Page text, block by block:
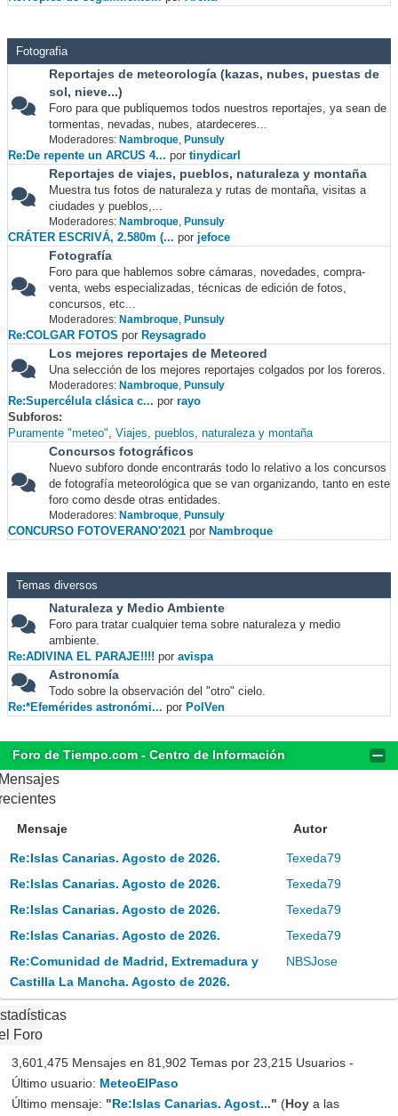
Fotografia
Reportajes de meteorología (kazas, nubes, puestas de
sol, nieve...)
Foro para que publiquemos todos nuestros reportajes, ya sean de
tormentas, nevadas, nubes, atardeceres...
Moderadores: Nambroque, Punsuly
Re:De repente un ARCUS 4... por tinydicarl
Reportajes de viajes, pueblos, naturaleza y montaña
Muestra tus fotos de naturaleza y rutas de montaña, visitas a
ciudades y pueblos,...
Moderadores: Nambroque, Punsuly
CRÁTER ESCRIVÁ, 2.580m (... por jefoce
Fotografía
Foro para que hablemos sobre cámaras, novedades, compra-
venta, webs especializadas, técnicas de edición de fotos,
concursos, etc...
Moderadores: Nambroque, Punsuly
Re:COLGAR FOTOS por Reysagrado
Los mejores reportajes de Meteored
Una selección de los mejores reportajes colgados por los foreros.
Moderadores: Nambroque, Punsuly
Re:Supercélula clásica c... por rayo
Subforos
Puramente "meteo" Viajes, pueblos, naturaleza y montaña
Concursos fotográficos
Nuevo subforo donde encontrarás todo lo relativo a los concursos
de fotografía meteorológica que se van organizando, tanto en este
foro como desde otras entidades.
Moderadores: Nambroque, Punsuly
CONCURSO FOTOVERANO'2021 por Nambroque
Temas diversos
Naturaleza y Medio Ambiente
Foro para tratar cualquier tema sobre naturaleza y medio
ambiente.
Re:ADIVINA EL PARAJE!!!! por avispa
Astronomía
Todo sobre la observación del "otro" cielo.
Re:*Efemérides astronómi... por PolVen
Foro de Tiempo.com - Centro de Información
Mensaje Autor
Re:Islas Canarias. Agosto de 2026.
Texeda79
Re:Islas Canarias. Agosto de 2026.
Texeda79
Re:Islas Canarias. Agosto de 2026.
Texeda79
Re:Islas Canarias. Agosto de 2026.
Texeda79
Re:Comunidad de Madrid, Extremadura y
Castilla La Mancha. Agosto de 2026.
NBSJose
Foro
3,601,475 Mensajes en 81,902 Temas por 23,215 Usuarios -
Último usuario: MeteoElPaso
Último mensaje: "Re:Islas Canarias. Agost..." (Hoy a las